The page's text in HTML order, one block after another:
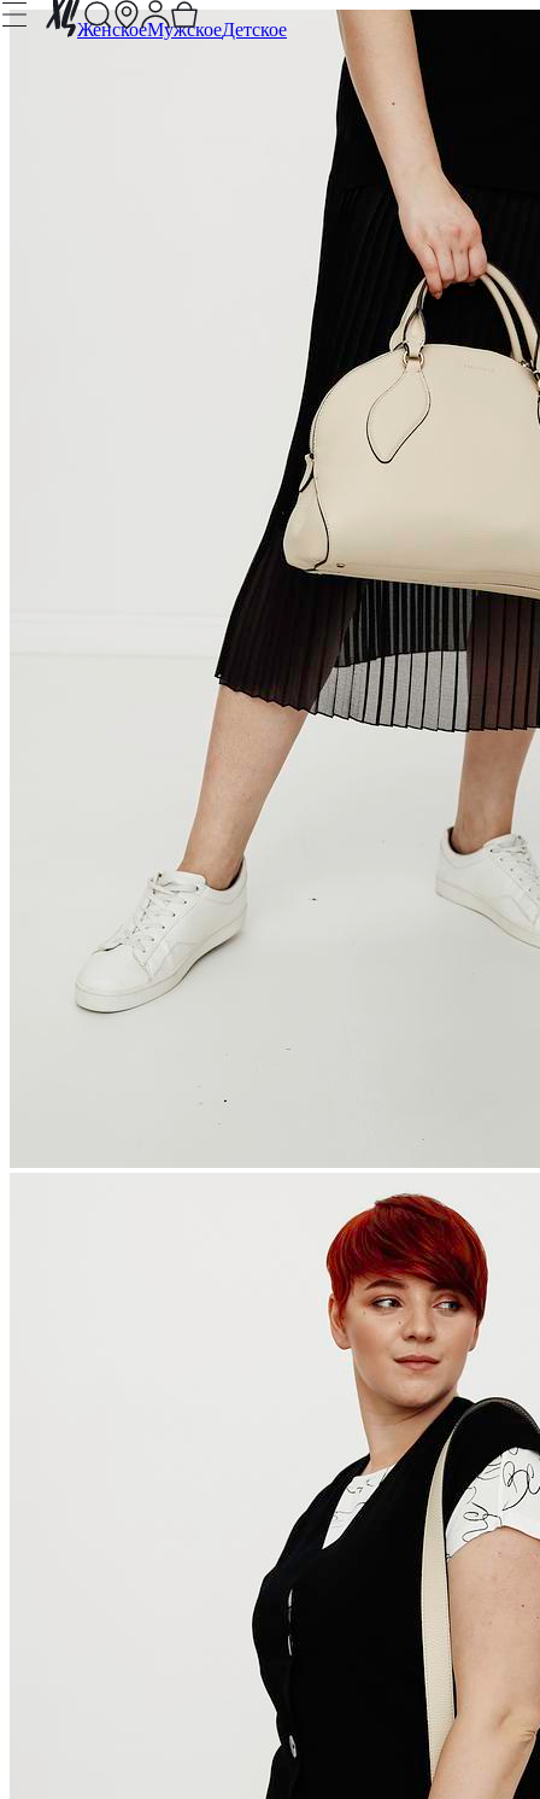
ЖенскоеМужскоеДетское